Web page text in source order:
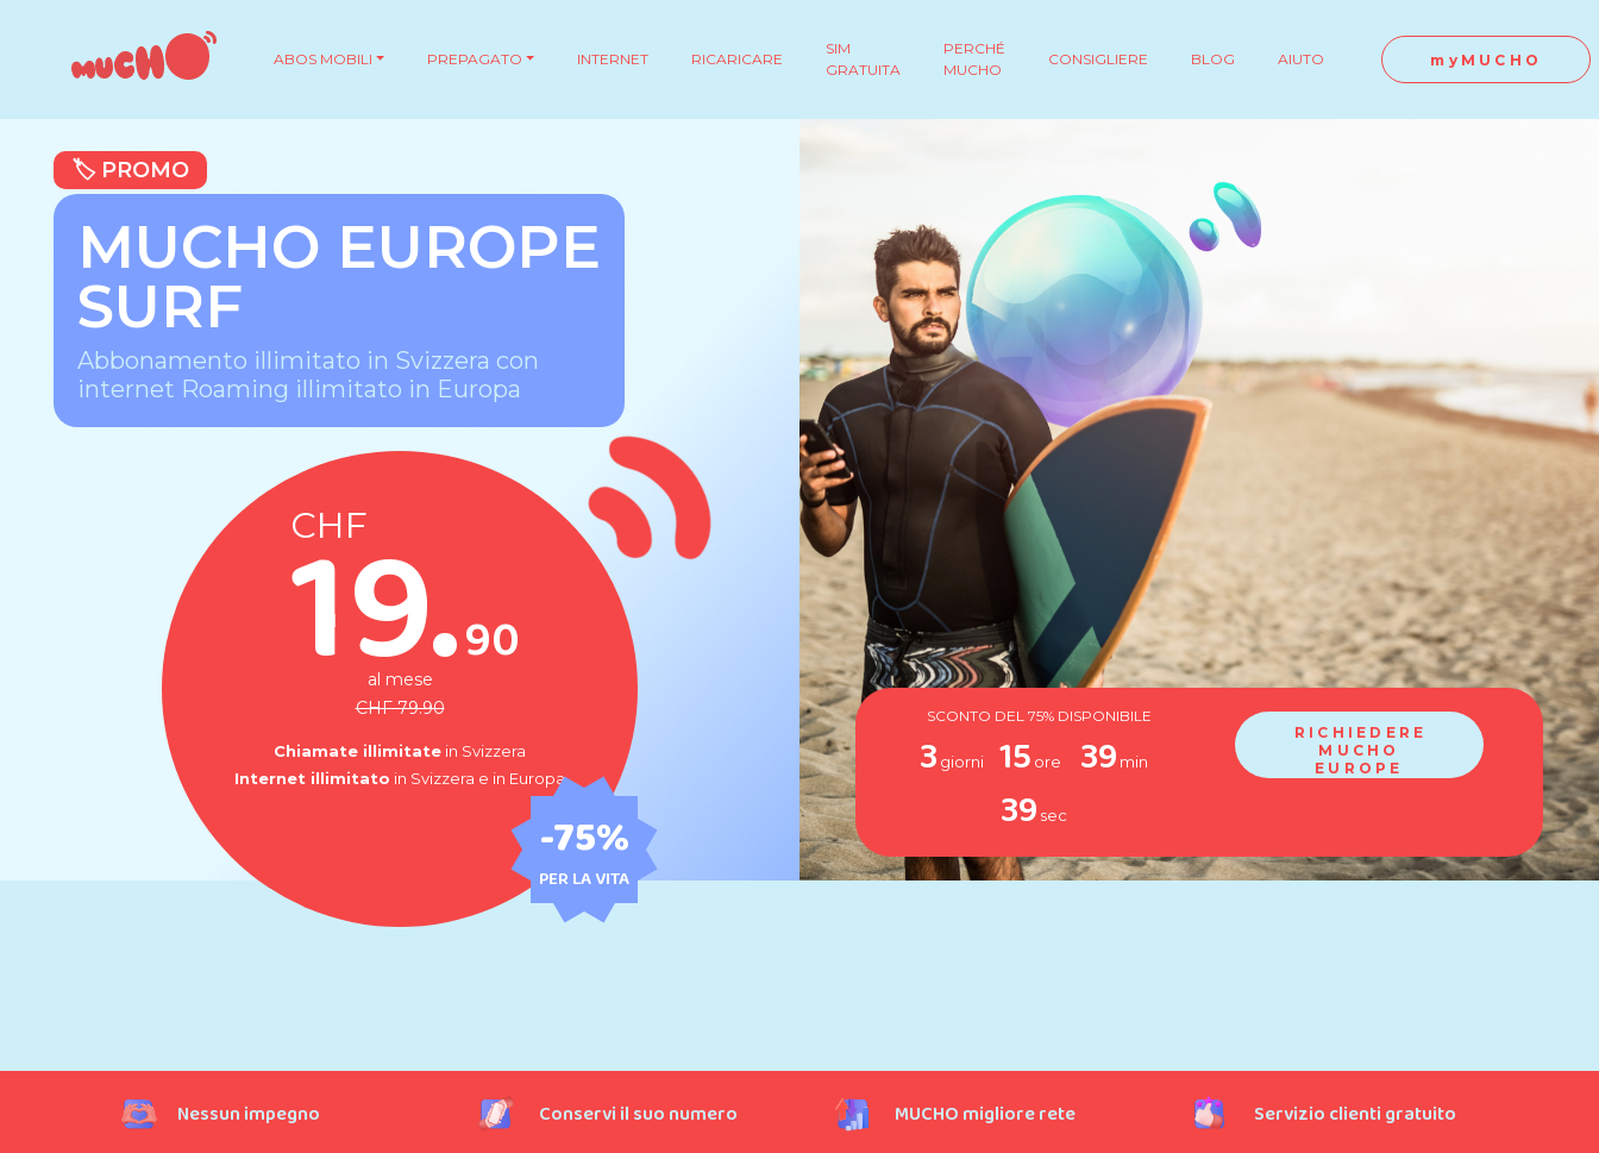
ABOS MOBILI PREPAGATO INTERNET RICARICARE
SIM
GRATUITA
PERCHÉ
MUCHO
CONSIGLIERE BLOG AIUTO myMUCHO
🏷️ PROMO
MUCHO EUROPE
SURF
Abbonamento illimitato in Svizzera con
internet Roaming illimitato in Europa
CHF
19.90
al mese
CHF 79.90
Chiamate illimitate in Svizzera
Internet illimitato in Svizzera e in Europa
-75%
PER LA VITA
SCONTO DEL 75% DISPONIBILE
3 giorni 15 ore 39 min
37 sec
RICHIEDERE
MUCHO
EUROPE
Nessun impegno Conservi il suo numero MUCHO migliore rete Servizio clienti gratuito